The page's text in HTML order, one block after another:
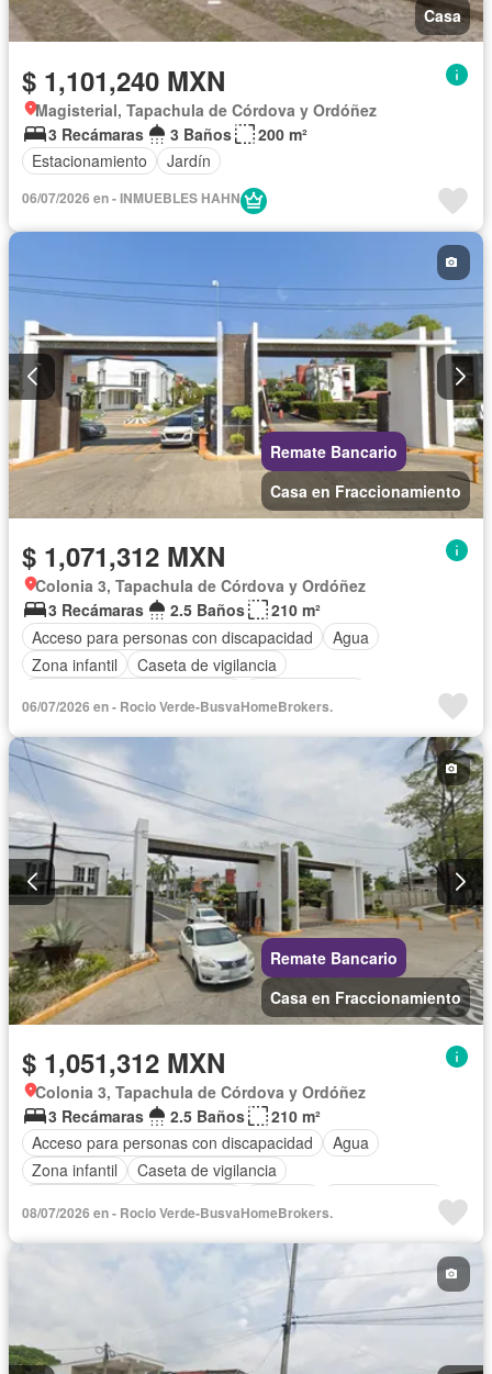
Casa
$ 1,101,240 MXN
Magisterial, Tapachula de Córdova y Ordóñez
3 Recámaras
3 Baños
200 m²
Estacionamiento
Jardín
06/07/2026 en - INMUEBLES HAHN
Remate Bancario
Casa en Fraccionamiento
$ 1,071,312 MXN
Colonia 3, Tapachula de Córdova y Ordóñez
3 Recámaras
2.5 Baños
210 m²
Acceso para personas con discapacidad
Agua
Zona infantil
Caseta de vigilancia
Cuarto de Limpieza
Cuarto de servicio
Estacionamiento
Despacho
Recámara con closet
Televisión por cable
Vista panorámica
Zonas verdes
Sin amueblar
06/07/2026 en - Rocio Verde-BusvaHomeBrokers.
Remate Bancario
Casa en Fraccionamiento
$ 1,051,312 MXN
Colonia 3, Tapachula de Córdova y Ordóñez
3 Recámaras
2.5 Baños
210 m²
Acceso para personas con discapacidad
Agua
Zona infantil
Caseta de vigilancia
Cuarto de Limpieza
Cuarto de servicio
Gas natural Internet
Azotea
Seguridad
Vista panorámica
Wifi
08/07/2026 en - Rocio Verde-BusvaHomeBrokers.